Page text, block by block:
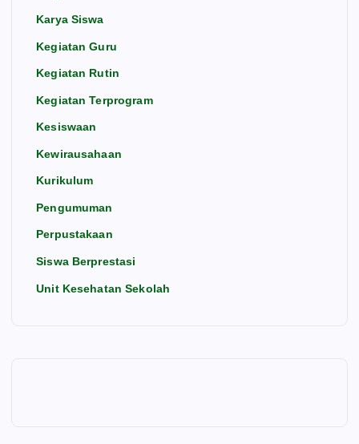
Karya Siswa
Kegiatan Guru
Kegiatan Rutin
Kegiatan Terprogram
Kesiswaan
Kewirausahaan
Kurikulum
Pengumuman
Perpustakaan
Siswa Berprestasi
Unit Kesehatan Sekolah